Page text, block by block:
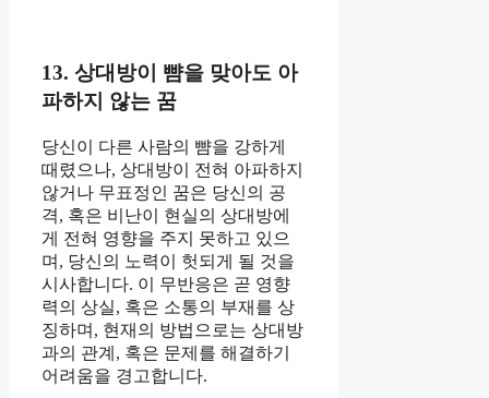
13. 상대방이 뺨을 맞아도 아
파하지 않는 꿈
당신이 다른 사람의 뺨을 강하게
때렸으나, 상대방이 전혀 아파하지
않거나 무표정인 꿈은 당신의 공
격, 혹은 비난이 현실의 상대방에
게 전혀 영향을 주지 못하고 있으
며, 당신의 노력이 헛되게 될 것을
시사합니다. 이 무반응은 곧 영향
력의 상실, 혹은 소통의 부재를 상
징하며, 현재의 방법으로는 상대방
과의 관계, 혹은 문제를 해결하기
어려움을 경고합니다.